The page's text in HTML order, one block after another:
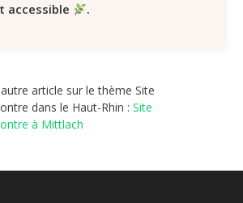
accessible
.
article sur le thème Site
dans le Haut-Rhin : Site
à Mittlach